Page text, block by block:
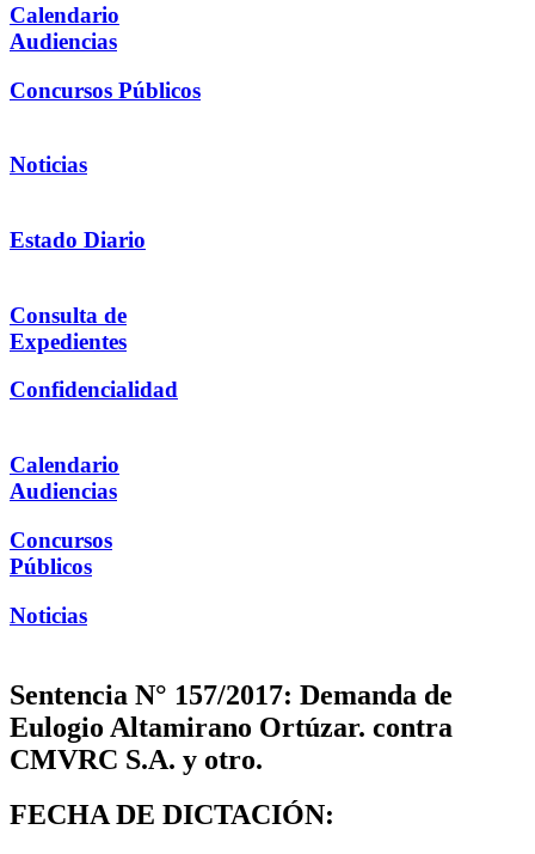
Calendario
Audiencias
Concursos Públicos
Noticias
Estado Diario
Consulta de
Expedientes
Confidencialidad
Calendario
Audiencias
Concursos
Públicos
Noticias
Sentencia N° 157/2017: Demanda de
Eulogio Altamirano Ortúzar. contra
CMVRC S.A. y otro.
FECHA DE DICTACIÓN: